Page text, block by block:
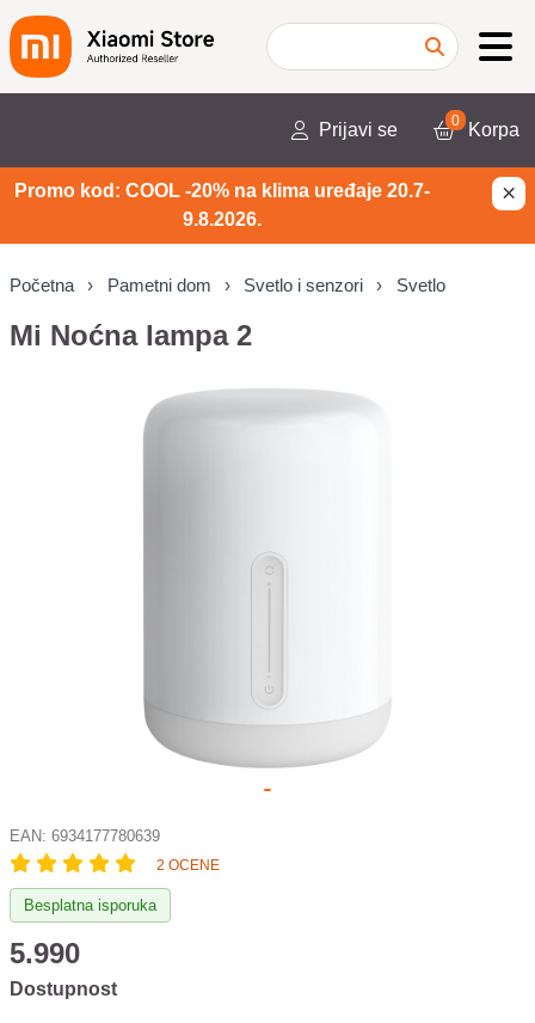
Prijavi se 0 Korpa
Promo kod: COOL -20% na klima uređaje 20.7-
9.8.2026.
×
Početna Pametni dom Svetlo i senzori Svetlo
Mi Noćna lampa 2
EAN: 6934177780639
2 OCENE
Besplatna isporuka
5.990
Dostupnost